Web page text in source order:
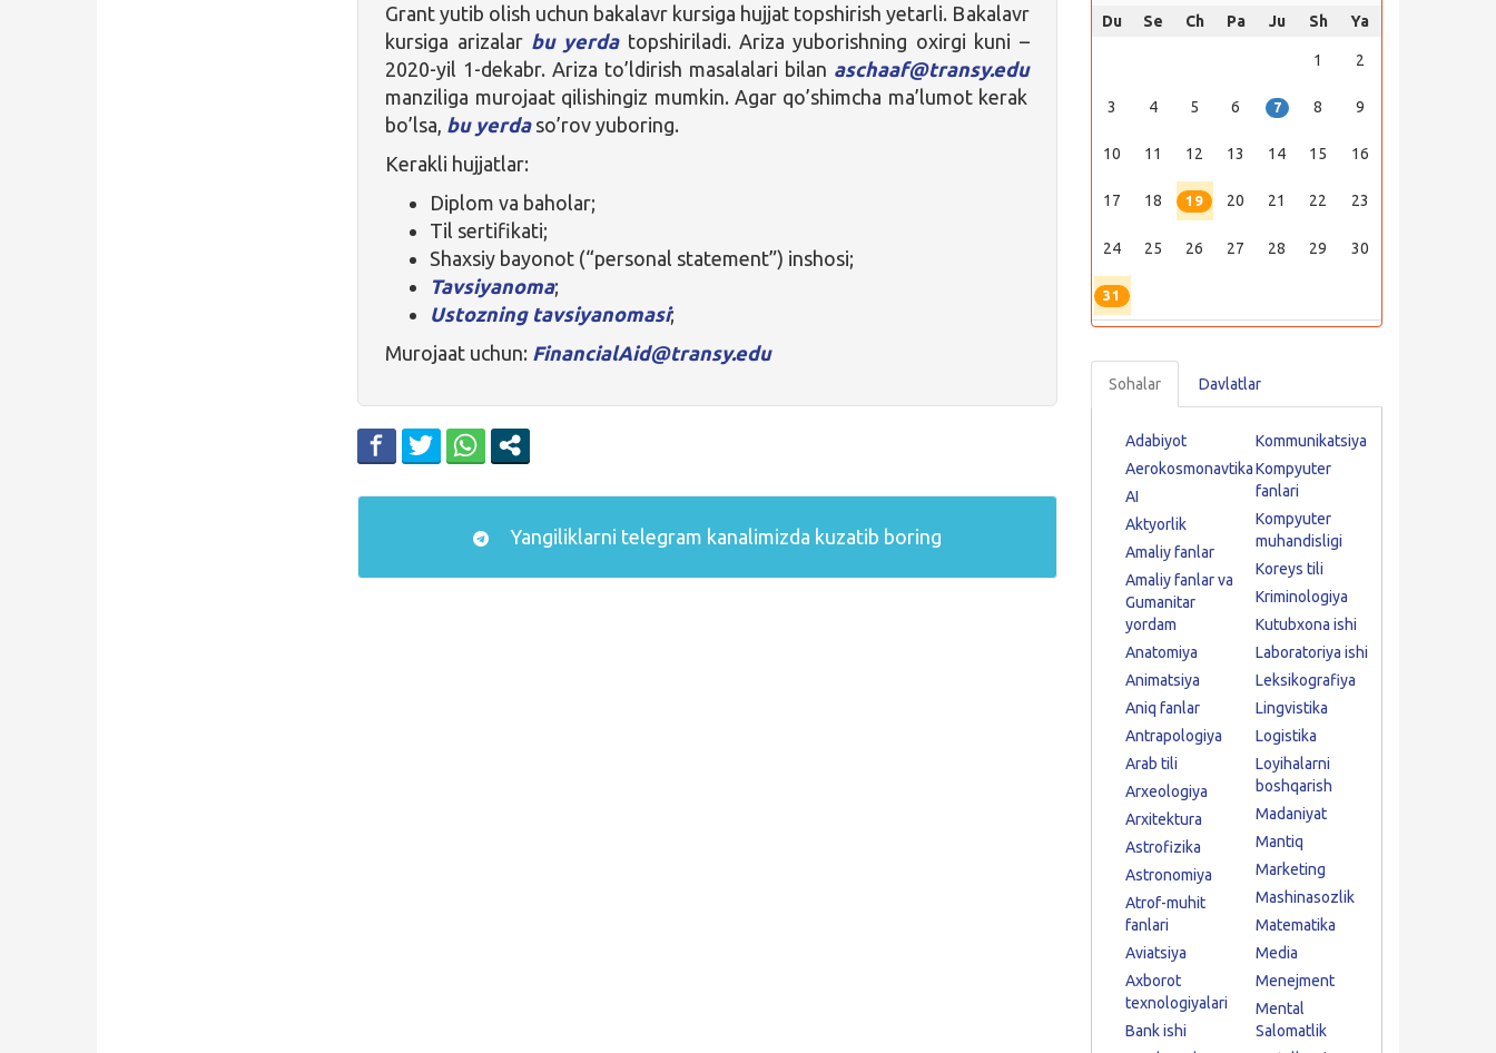
Grant yutib olish uchun bakalavr kursiga hujjat topshirish yetarli. Bakalavr
kursiga arizalar bu yerdatopshiriladi. Ariza yuborishning oxirgi kuni –
2020-yil 1-dekabr. Ariza to’ldirish masalalari bilan aschaaf@transy.edu
manziliga murojaat qilishingiz mumkin. Agar qo’shimcha ma’lumot kerak
bo’lsa, bu yerdaso’rov yuboring.
Kerakli hujjatlar:
Diplom va baholar;
Til sertifikati;
Shaxsiy bayonot (“personal statement”) inshosi;
Tavsiyanoma;
Ustozning tavsiyanomasi;
Murojaat uchun: FinancialAid@transy.edu
Yangiliklarni telegram kanalimizda kuzatib boring
Du Se Ch Pa Ju Sh Ya
1 2
3 4 5 6 7 8 9
10 11 12 13 14 15 16
17 18 19 20 21 22 23
24 25 26 27 28 29 30
31
Sohalar Davlatlar
Adabiyot
Aerokosmonavtika
AI
Aktyorlik
Amaliy fanlar
Amaliy fanlar va
Gumanitar
yordam
Anatomiya
Animatsiya
Aniq fanlar
Antrapologiya
Arab tili
Arxeologiya
Arxitektura
Astrofizika
Astronomiya
Atrof-muhit
fanlari
Aviatsiya
Axborot
texnologiyalari
Bank ishi
Kommunikatsiya
Kompyuter
fanlari
Kompyuter
muhandisligi
Koreys tili
Kriminologiya
Kutubxona ishi
Laboratoriya ishi
Leksikografiya
Lingvistika
Logistika
Loyihalarni
boshqarish
Madaniyat
Mantiq
Marketing
Mashinasozlik
Matematika
Media
Menejment
Mental
Salomatlik